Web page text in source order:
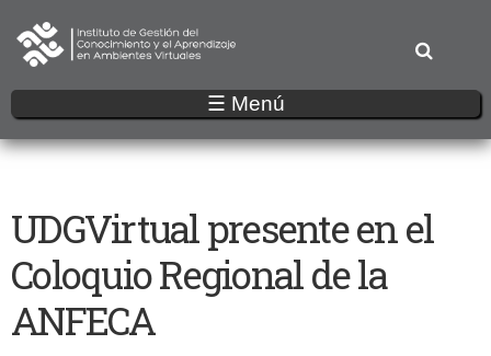
al
contenido
principal
☰ Menú
UDGVirtual presente en el
Coloquio Regional de la
ANFECA